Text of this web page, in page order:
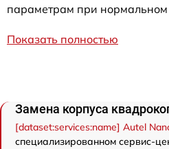
параметрам при нормальном
Показать полностью
Замена корпуса
[dataset:services:name] Autel
специализированном сервис-